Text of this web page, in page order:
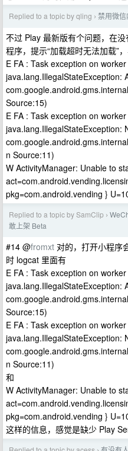
Replied to a topic by qling › 禁用微
不过 Play 最新版有个问题，在
程序，提示“加载超时无法加载”
E FA : Task exception on
java.lang.IllegalStateException:
Source:15)
E FA : Task exception on
java.lang.IllegalStateException:
n Source:11)
W ActivityManager: Unable to
pkg=com.android.vending }
Replied to a topic by SamClip ›
敢上架 Beta
#14 @fromxt 对的，打开小程序
时 logcat 里面有
E FA : Task exception on
java.lang.IllegalStateException:
Source:15)
E FA : Task exception on
java.lang.IllegalStateException:
n Source:11)
和
W ActivityManager: Unable to
pkg=com.android.vending }
这样的信息，感觉是缺少 Play